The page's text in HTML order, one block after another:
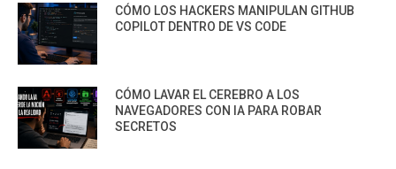
CÓMO LOS HACKERS MANIPULAN GITHUB
COPILOT DENTRO DE VS CODE
CÓMO LAVAR EL CEREBRO A LOS
NAVEGADORES CON IA PARA ROBAR
SECRETOS